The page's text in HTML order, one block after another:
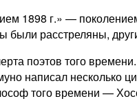
1898 г.» —
были расстреляны,
поэтов того
написал несколько
того времени —